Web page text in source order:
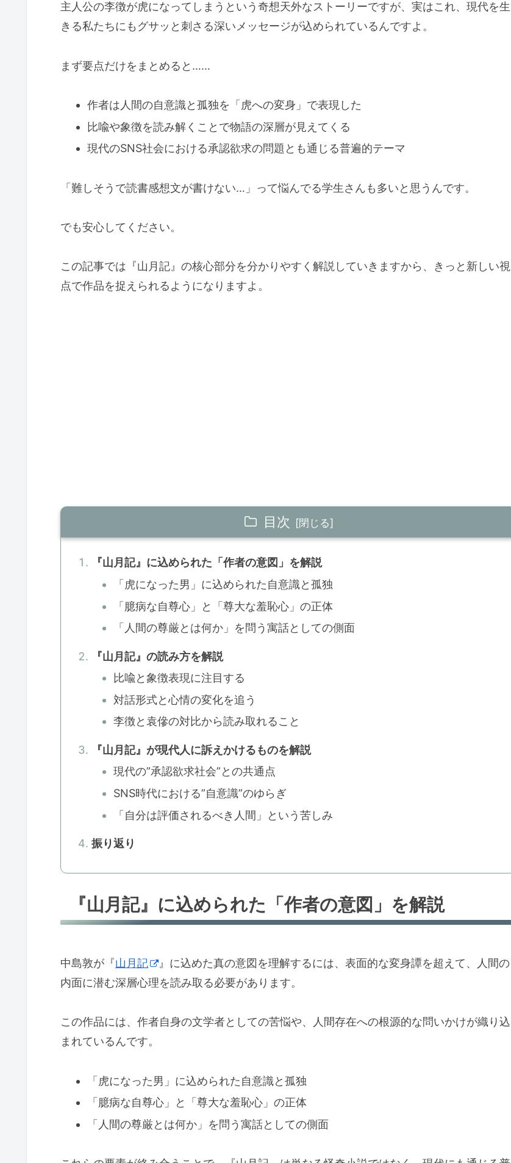
主人公の李徴が虎になってしまうという奇想天外なストーリーですが、実はこれ、現代を生
きる私たちにもグサッと刺さる深いメッセージが込められているんですよ。
まず要点だけをまとめると……
作者は人間の自意識と孤独を「虎への変身」で表現した
比喩や象徴を読み解くことで物語の深層が見えてくる
現代のSNS社会における承認欲求の問題とも通じる普遍的テーマ
「難しそうで読書感想文が書けない…」って悩んでる学生さんも多いと思うんです。
でも安心してください。
この記事では『山月記』の核心部分を分かりやすく解説していきますから、きっと新しい視
点で作品を捉えられるようになりますよ。
目次
『山月記』に込められた「作者の意図」を解説
「虎になった男」に込められた自意識と孤独
「臆病な自尊心」と「尊大な羞恥心」の正体
「人間の尊厳とは何か」を問う寓話としての側面
『山月記』の読み方を解説
比喩と象徴表現に注目する
対話形式と心情の変化を追う
李徴と袁傪の対比から読み取れること
『山月記』が現代人に訴えかけるものを解説
現代の”承認欲求社会”との共通点
SNS時代における”自意識”のゆらぎ
「自分は評価されるべき人間」という苦しみ
振り返り
『山月記』に込められた「作者の意図」を解説
中島敦が『山月記
』に込めた真の意図を理解するには、表面的な変身譚を超えて、人間の
内面に潜む深層心理を読み取る必要があります。
この作品には、作者自身の文学者としての苦悩や、人間存在への根源的な問いかけが織り込
まれているんです。
「虎になった男」に込められた自意識と孤独
「臆病な自尊心」と「尊大な羞恥心」の正体
「人間の尊厳とは何か」を問う寓話としての側面